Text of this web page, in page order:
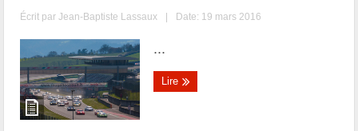
Écrit parJean-Baptiste Lassaux | Date: 19 mars 2016
...
Lire